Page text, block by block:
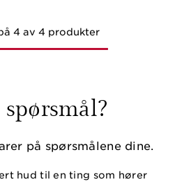
4 av 4 produkter
på spørsmålene dine.
hud til en ting som hører